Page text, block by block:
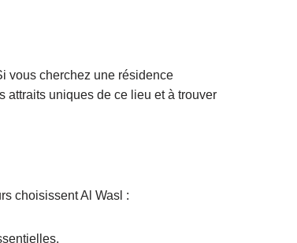
vous cherchez une résidence
attraits uniques de ce lieu et à trouver
choisissent Al Wasl :